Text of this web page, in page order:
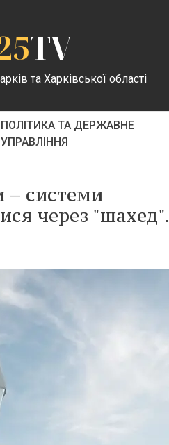
TV
та Харківської області
ПОЛІТИКА ТА ДЕРЖАВНЕ
УПРАВЛІННЯ
– системи
через "шахед".